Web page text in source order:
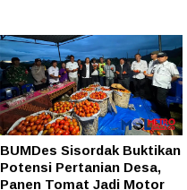
BUMDes Sisordak Buktikan
Potensi Pertanian Desa,
Panen Tomat Jadi Motor